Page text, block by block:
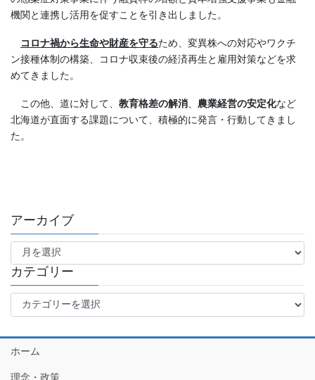
機関と連携し活用を促すことを引き出しました。
コロナ禍から生命や財産を守るため、変異株への対応やワクチ
ン接種体制の構築、コロナ収束後の経済再生と雇用対策などを求
めてきました。
この他、道に対して、 教育格差の解消 農業経営の安定化など
北海道が直面する課題について、積極的に発言・行動してきまし
た。
アーカイブ
ア
カ
イ
カテゴリー
テ
ー
ホーム
理念・政策